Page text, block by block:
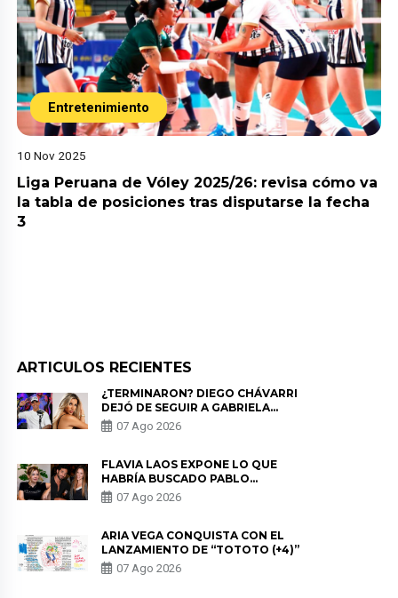
Entretenimiento
10 Nov 2025
Liga Peruana de Vóley 2025/26: revisa cómo va
la tabla de posiciones tras disputarse la fecha
3
ARTICULOS RECIENTES
¿TERMINARON? DIEGO CHÁVARRI
DEJÓ DE SEGUIR A GABRIELA
HERRERA Y ANUNCIA SU SALIDA
DE PÓDCAST
07 Ago 2026
FLAVIA LAOS EXPONE LO QUE
HABRÍA BUSCADO PABLO
HEREDIA CON ALE FULLER: “UNA
DE LAS PARTES QUERÍA EL
07 Ago 2026
ARIA VEGA CONQUISTA CON EL
LANZAMIENTO DE “TOTOTO (+4)”
07 Ago 2026